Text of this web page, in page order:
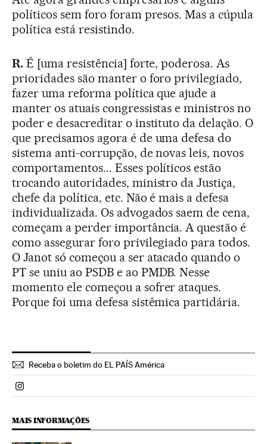
políticos sem foro foram presos. Mas a cúpula
política está resistindo.
R.É [uma resistência] forte, poderosa. As
prioridades são manter o foro privilegiado,
fazer uma reforma política que ajude a
manter os atuais congressistas e ministros no
poder e desacreditar o instituto da delação. O
que precisamos agora é de uma defesa do
sistema anti-corrupção, de novas leis, novos
comportamentos... Esses políticos estão
trocando autoridades, ministro da Justiça,
chefe da política, etc. Não é mais a defesa
individualizada. Os advogados saem de cena,
começam a perder importância. A questão é
como assegurar foro privilegiado para todos.
O Janot só começou a ser atacado quando o
PT se uniu ao PSDB e ao PMDB. Nesse
momento ele começou a sofrer ataques.
Porque foi uma defesa sistêmica partidária.
Receba o boletim do EL PAÍS América
Politica El País Brasil en Instagram
MAIS INFORMAÇÕES